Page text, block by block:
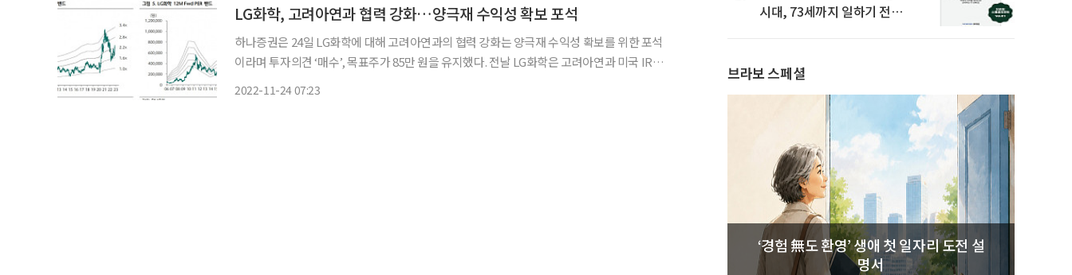
LG화학, 고려아연과 협력 강화…양극재 수익성 확보 포석
하나증권은 24일 LG화학에 대해 고려아연과의 협력 강화는 양극재 수익성 확보를 위한 포석
이라며 투자의견 ‘매수’, 목표주가 85만 원을 유지했다. 전날 LG화학은 고려아연과 미국 IRA
2022-11-24 07:23
시대, 73세까지 일하기 전략’
브라보 스페셜
‘경험 無도 환영’ 생애 첫 일자리 도전 설
명서